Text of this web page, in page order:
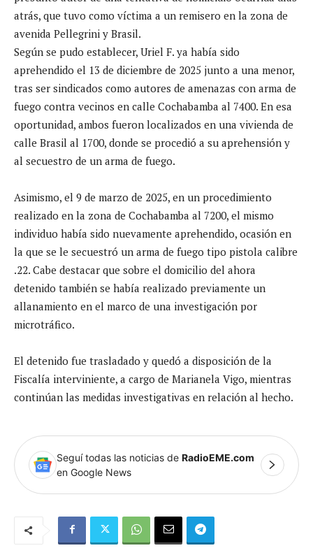
atrás, que tuvo como víctima a un remisero en la zona de
avenida Pellegrini y Brasil.
Según se pudo establecer, Uriel F. ya había sido
aprehendido el 13 de diciembre de 2025 junto a una menor,
tras ser sindicados como autores de amenazas con arma de
fuego contra vecinos en calle Cochabamba al 7400. En esa
oportunidad, ambos fueron localizados en una vivienda de
calle Brasil al 1700, donde se procedió a su aprehensión y
al secuestro de un arma de fuego.
Asimismo, el 9 de marzo de 2025, en un procedimiento
realizado en la zona de Cochabamba al 7200, el mismo
individuo había sido nuevamente aprehendido, ocasión en
la que se le secuestró un arma de fuego tipo pistola calibre
.22. Cabe destacar que sobre el domicilio del ahora
detenido también se había realizado previamente un
allanamiento en el marco de una investigación por
microtráfico.
El detenido fue trasladado y quedó a disposición de la
Fiscalía interviniente, a cargo de Marianela Vigo, mientras
continúan las medidas investigativas en relación al hecho.
Seguí todas las noticias de RadioEME.com
en Google News